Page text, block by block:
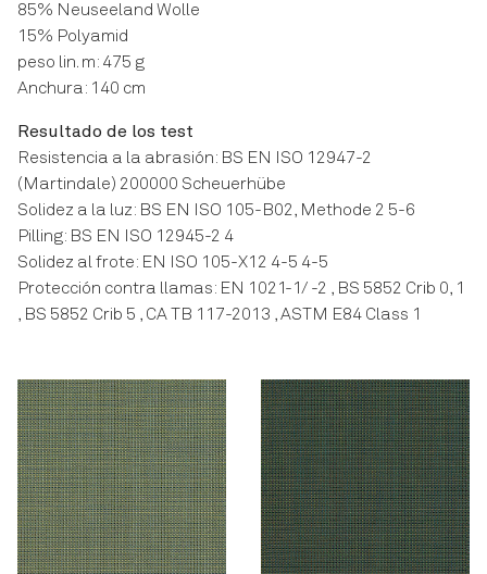
85% Neuseeland Wolle
15% Polyamid
peso lin. m: 475 g
Anchura: 140 cm
Resultado de los test
Resistencia a la abrasión: BS EN ISO 12947-2
(Martindale) 200000 Scheuerhübe
Solidez a la luz: BS EN ISO 105-B02, Methode 2 5-6
Pilling: BS EN ISO 12945-2 4
Solidez al frote: EN ISO 105-X12 4-5 4-5
Protección contra llamas: EN 1021-1/ -2 , BS 5852 Crib 0, 1
, BS 5852 Crib 5 , CA TB 117-2013 , ASTM E84 Class 1